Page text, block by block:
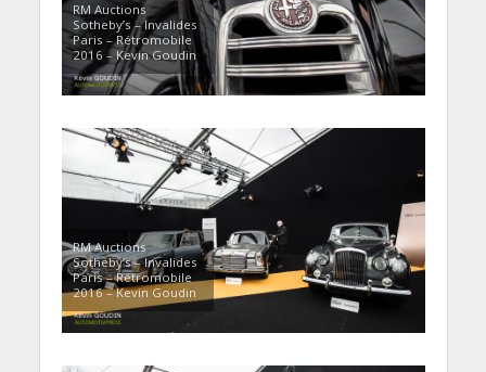
RM Auctions
Sotheby’s – Invalides
Paris – Rétromobile
2016 – Kevin Goudin
RM Auctions
Sotheby’s – Invalides
Paris – Rétromobile
2016 – Kevin Goudin